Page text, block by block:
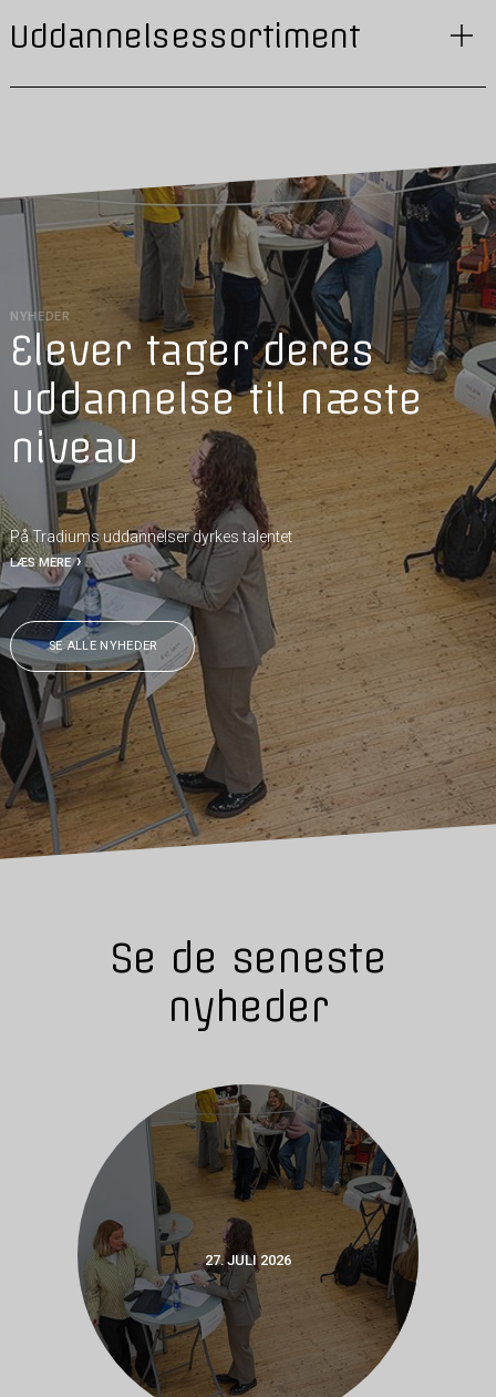
Uddannelsessortiment
NYHEDER
Elever tager deres
uddannelse til næste
niveau
På Tradiums uddannelser dyrkes talentet
LÆS MERE
SE ALLE NYHEDER
Se de seneste
nyheder
27. JULI 2026